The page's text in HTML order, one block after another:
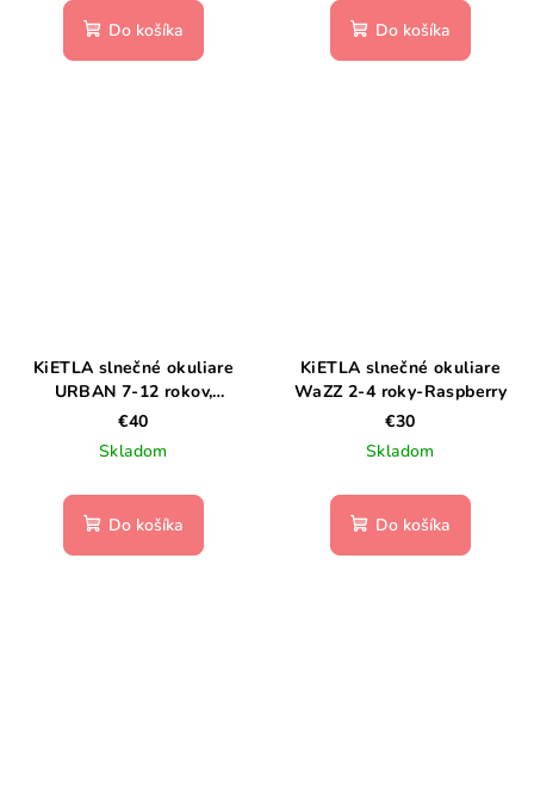
Do košíka Do košíka
KiETLA slnečné okuliare
URBAN 7-12 rokov,
STORM/SUN
€40
Skladom
Do košíka
KiETLA slnečné okuliare
WaZZ 2-4 roky-Raspberry
€30
Skladom
Do košíka